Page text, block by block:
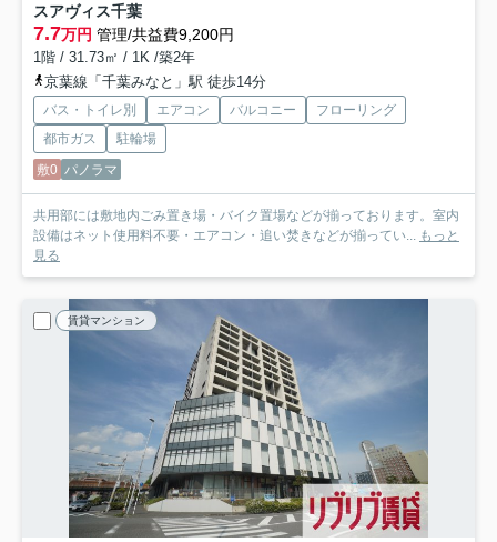
スアヴィス千葉
7.7万円 管理/共益費9,200円
1階 / 31.73㎡ / 1K /築2年
京葉線「千葉みなと」駅 徒歩14分
バス・トイレ別 エアコン バルコニー
フローリング
都市ガス
駐輪場
敷0 パノラマ
共用部には敷地内ごみ置き場・バイク置場などが揃っております。室内
設備はネット使用料不要・エアコン・追い焚きなどが揃ってい...
もっと
見る
賃貸マンション